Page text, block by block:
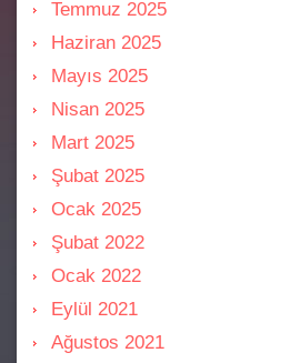
Temmuz 2025
Haziran 2025
Mayıs 2025
Nisan 2025
Mart 2025
Şubat 2025
Ocak 2025
Şubat 2022
Ocak 2022
Eylül 2021
Ağustos 2021